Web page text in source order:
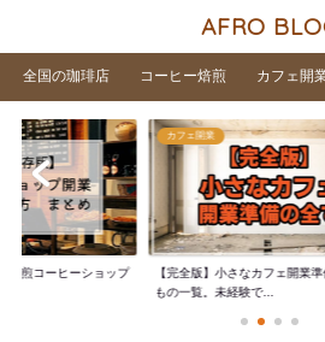
AFRO
全国の珈琲店 コーヒー焙煎 カフェ開
焙煎コーヒーショップ
カフェ開業
【完全版】小さなカフェ開業
もの一覧。未経験で...